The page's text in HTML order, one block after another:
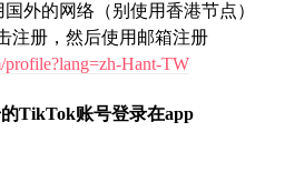
外的网络（别使用香港节点）
注册，然后使用邮箱注册
Hant-TW
TikTok账号登录在app